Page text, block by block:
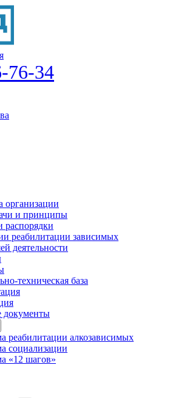
76-34
организации
и принципы
распорядки
реабилитации зависимых
деятельности
техническая база
документы
реабилитации алкозависимых
социализации
«12 шагов»